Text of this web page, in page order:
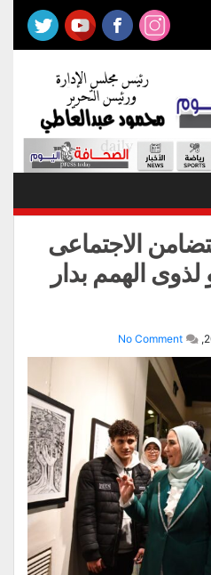
الاجتماعى
لذوى الهمم بدار
No Comment